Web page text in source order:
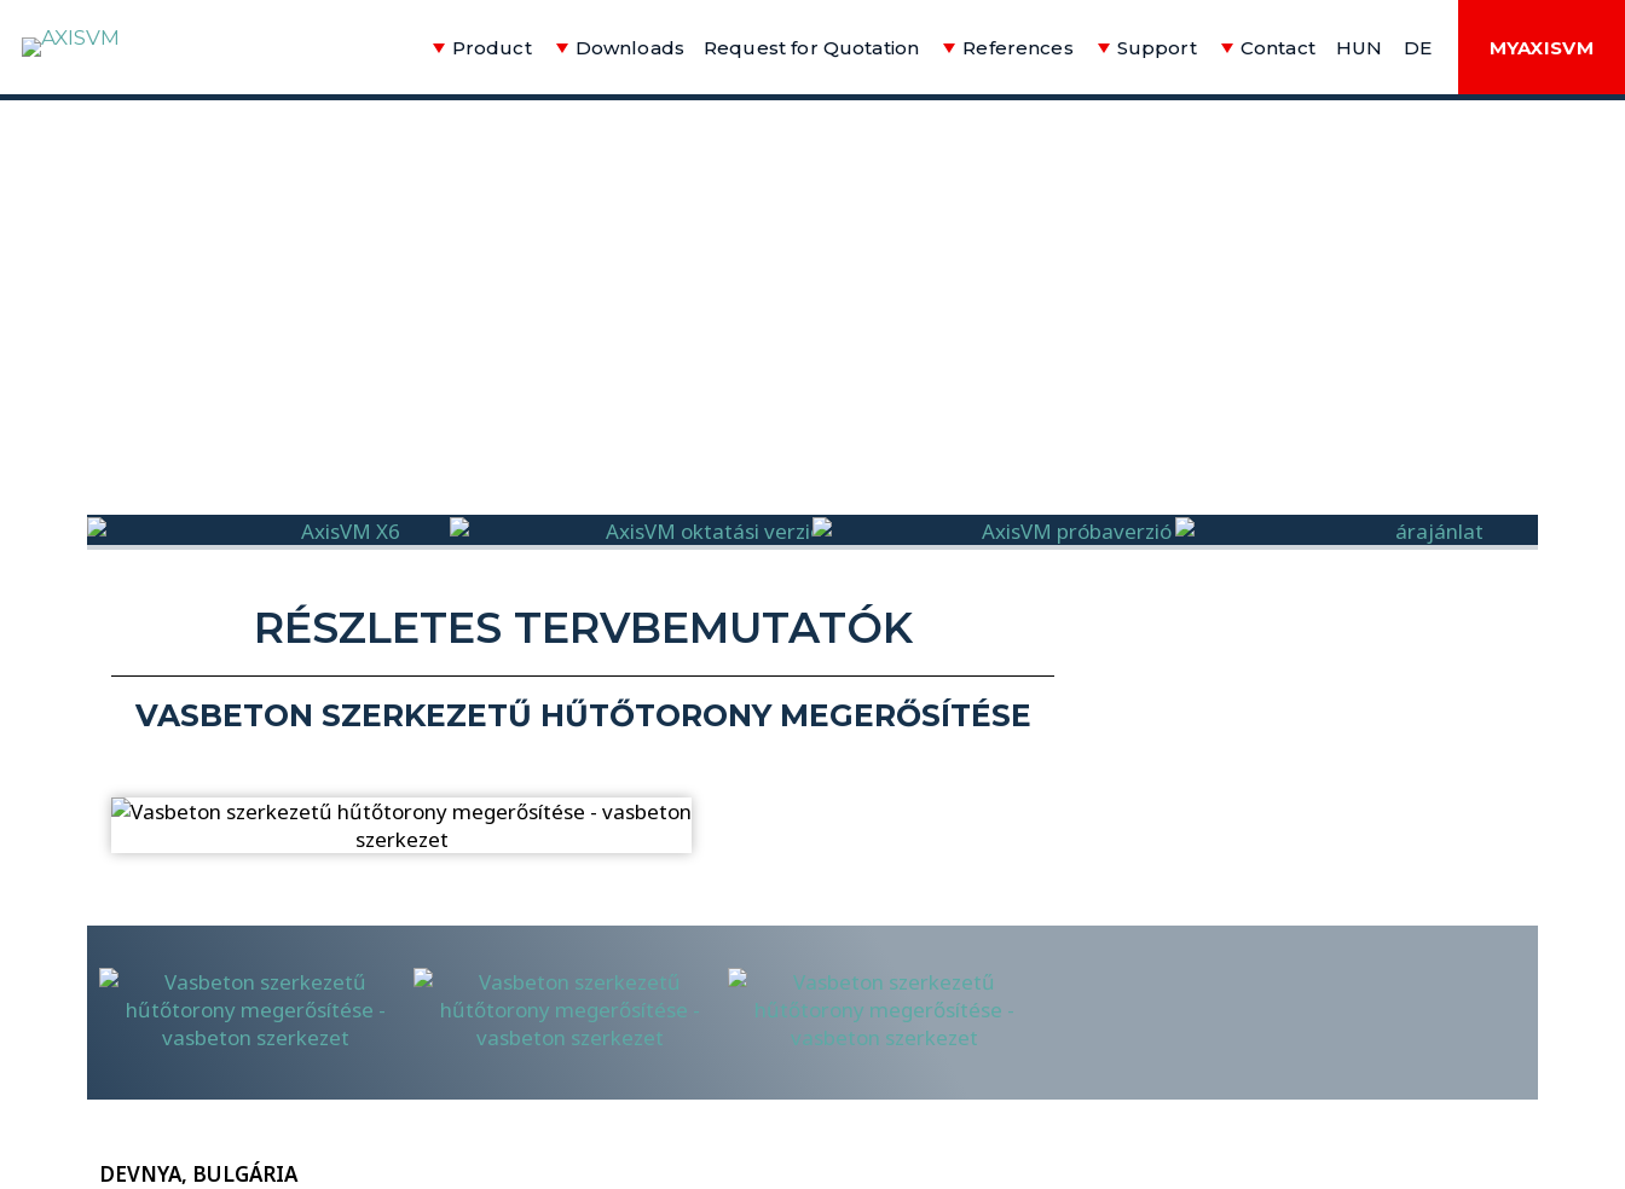
Product Downloads Request for Quotation References Support Contact HUN DE MYAXISVM
RÉSZLETES TERVBEMUTATÓK
VASBETON SZERKEZETŰ HŰTŐTORONY MEGERŐSÍTÉSE
DEVNYA, BULGÁRIA